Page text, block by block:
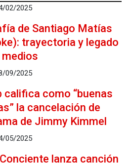
02/2025
de Santiago Matías
trayectoria y legado
09/2025
califica como “buenas
la cancelación de
de Jimmy Kimmel
05/2025
lanza canción